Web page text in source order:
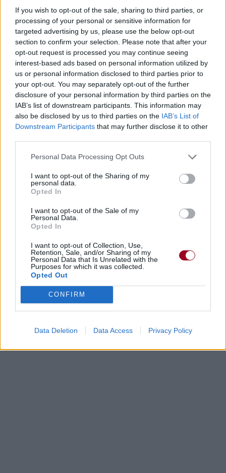
If you wish to opt-out of the sale, sharing to third parties, or
processing of your personal or sensitive information for
targeted advertising by us, please use the below opt-out
section to confirm your selection. Please note that after your
opt-out request is processed you may continue seeing
interest-based ads based on personal information utilized by
us or personal information disclosed to third parties prior to
your opt-out. You may separately opt-out of the further
disclosure of your personal information by third parties on the
IAB’s list of downstream participants. This information may
also be disclosed by us to third parties on the IAB’s List of
Downstream Participants that may further disclose it to other
Personal Data Processing Opt Outs
I want to opt-out of the Sharing of my
personal data.
Opted In
I want to opt-out of the Sale of my
Personal Data.
Opted In
I want to opt-out of Collection, Use,
Retention, Sale, and/or Sharing of my
Personal Data that Is Unrelated with the
Purposes for which it was collected.
Opted Out
CONFIRM
Data Deletion Data Access Privacy Policy